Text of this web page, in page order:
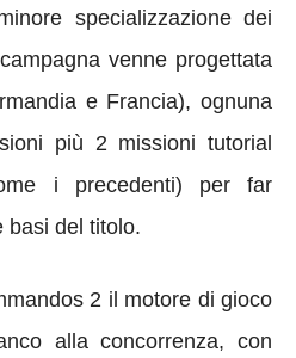
specializzazione dei
venne progettata
e Francia), ognuna
più 2 missioni tutorial
i precedenti) per far
basi del titolo.
2 il motore di gioco
alla concorrenza, con